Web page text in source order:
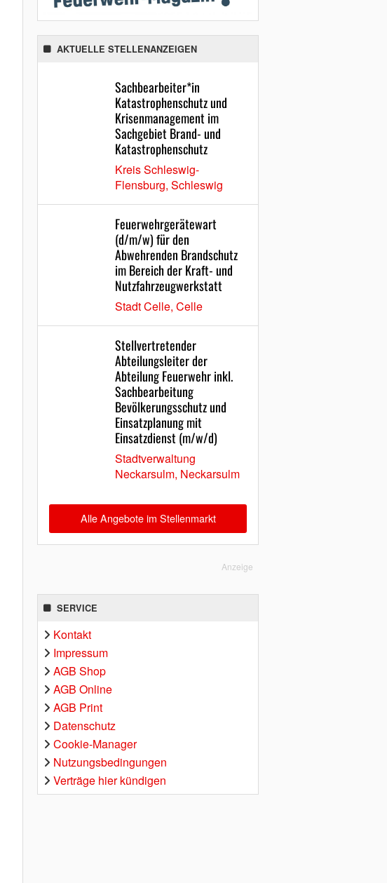
AKTUELLE STELLENANZEIGEN
Sachbearbeiter*in
Katastrophenschutz und
Krisenmanagement im
Sachgebiet Brand- und
Katastrophenschutz
Kreis Schleswig-
Flensburg, Schleswig
Feuerwehrgerätewart
(d/m/w) für den
Abwehrenden Brandschutz
im Bereich der Kraft- und
Nutzfahrzeugwerkstatt
Stadt Celle, Celle
Stellvertretender
Abteilungsleiter der
Abteilung Feuerwehr inkl.
Sachbearbeitung
Bevölkerungsschutz und
Einsatzplanung mit
Einsatzdienst (m/w/d)
Stadtverwaltung
Neckarsulm, Neckarsulm
Alle Angebote im Stellenmarkt
Anzeige
SERVICE
Kontakt
Impressum
AGB Shop
AGB Online
AGB Print
Datenschutz
Cookie-Manager
Nutzungsbedingungen
Verträge hier kündigen